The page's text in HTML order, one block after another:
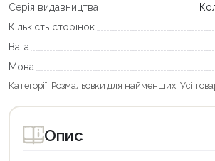
Серія видавництва
Кількість сторінок
Вага
Мова
Категорії: Розмальовки для найменших Усі
Опис